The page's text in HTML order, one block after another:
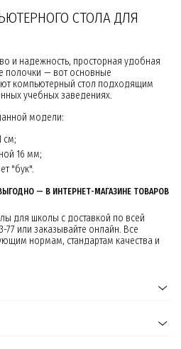
СТОЛА ДЛЯ
и надежность, просторная удобная
полочки — вот основные
компьютерный стол подходящим
учебных заведениях.
модели:
см;
16 мм;
"бук".
— В ИНТЕРНЕТ-МАГАЗИНЕ ТОВАРОВ
для школы с доставкой по всей
77 или заказывайте онлайн. Все
нормам, стандартам качества и